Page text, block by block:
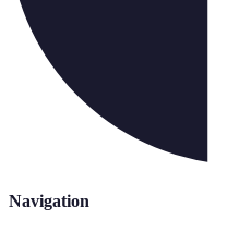
Navigation